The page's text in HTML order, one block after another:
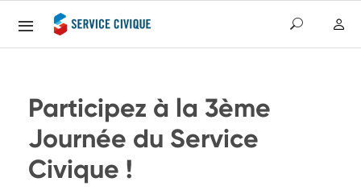
Participez à la 3ème
Journée du Service
Civique !